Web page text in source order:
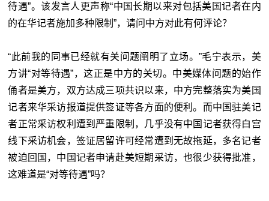
待遇”。该发言人更声称“中国长期以来对包括美国记者在内
的在华记者施加多种限制”，请问中方对此有何评论？
“此前我的同事已经就有关问题阐明了立场。”毛宁表示，美
方讲“对等待遇”，这正是中方的关切。中美媒体问题的始作
俑者是美方，双方达成三项共识以来，中方完整落实为美国
记者来华采访报道提供签证等各方面的便利。而中国驻美记
者正常采访权利遭到严重限制，几乎没有中国记者获得白宫
线下采访机会，签证居留许可经常遭到无故拖延，多名记者
被迫回国，中国记者申请赴美短期采访，也很少获得批准，
这难道是“对等待遇”吗？